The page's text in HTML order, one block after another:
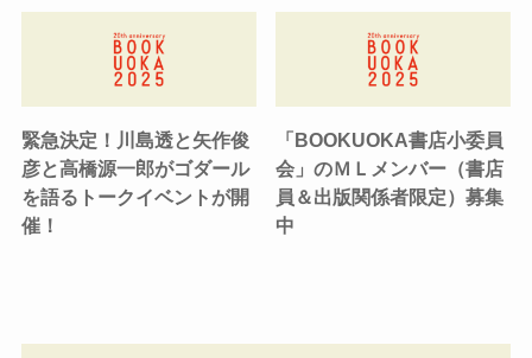
緊急決定！川島透と矢作俊
彦と高橋源一郎がゴダール
を語るトークイベントが開
催！
「BOOKUOKA書店小委員
会」のＭＬメンバー（書店
員＆出版関係者限定）募集
中